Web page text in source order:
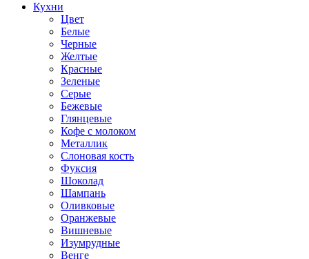
Кухни
Цвет
Белые
Черные
Желтые
Красные
Зеленые
Серые
Бежевые
Глянцевые
Кофе с молоком
Металлик
Слоновая кость
Фуксия
Шоколад
Шампань
Оливковые
Оранжевые
Вишневые
Изумрудные
Венге